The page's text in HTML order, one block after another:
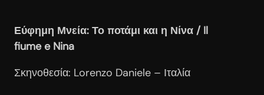
Εύφημη Μνεία: Το ποτάμι και η Νίνα / Il
fiume e Nina
Σκηνοθεσία: Lorenzo Daniele – Ιταλία